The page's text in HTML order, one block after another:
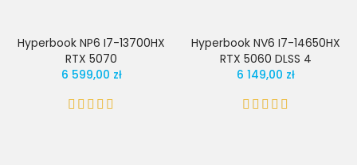
Hyperbook NP6 I7-13700HX
RTX 5070
6 599,00 zł
Hyperbook NV6 I7-14650HX
RTX 5060 DLSS 4
6 149,00 zł